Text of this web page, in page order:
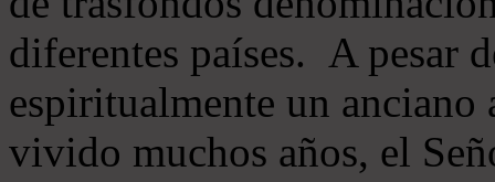
diferentes países. A pesar
espiritualmente un
vivido muchos años, el